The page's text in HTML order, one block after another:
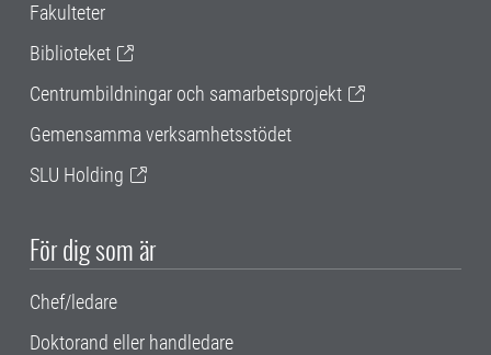
Fakulteter
Biblioteket
Centrumbildningar och samarbetsprojekt
Gemensamma verksamhetsstödet
SLU Holding
För dig som är
Chef/ledare
Doktorand eller handledare